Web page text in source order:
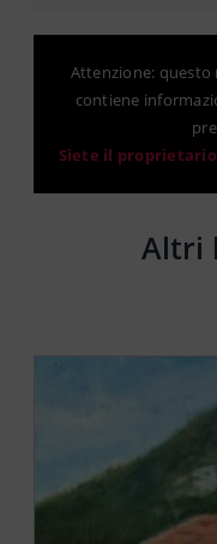
Attenzione: questo
contiene
Siete il
Altri